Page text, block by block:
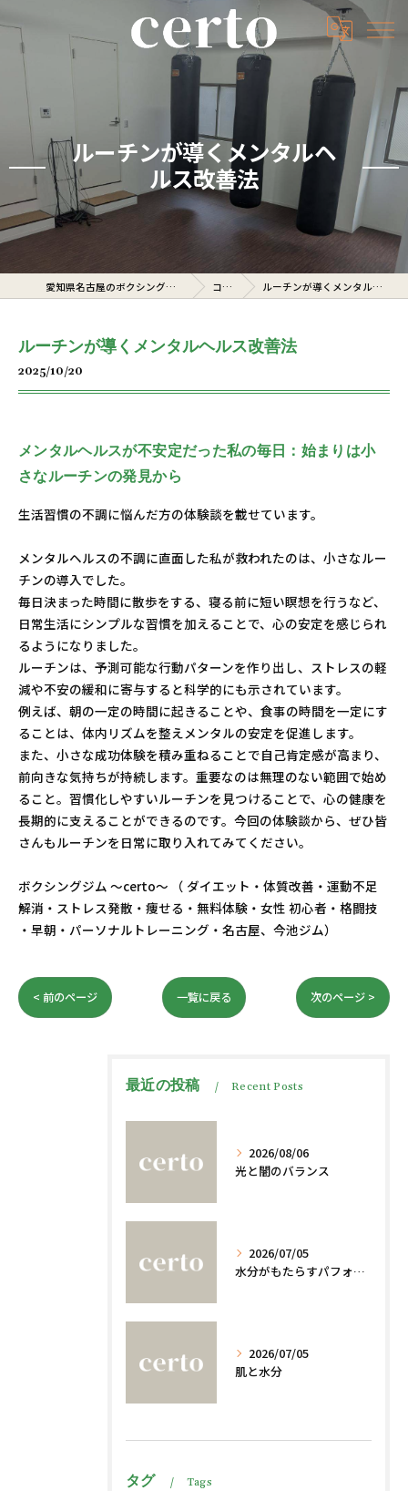
ルーチンが導くメンタルヘ
ルス改善法
愛知県名古屋のボクシングジムならcerto コラム ルーチンが導くメンタルヘルス改善法
ルーチンが導くメンタルヘルス改善法
2025/10/20
メンタルヘルスが不安定だった私の毎日：始まりは小
さなルーチンの発見から
生活習慣の不調に悩んだ方の体験談を載せています。
メンタルヘルスの不調に直面した私が救われたのは、小さなルー
チンの導入でした。
毎日決まった時間に散歩をする、寝る前に短い瞑想を行うなど、
日常生活にシンプルな習慣を加えることで、心の安定を感じられ
るようになりました。
ルーチンは、予測可能な行動パターンを作り出し、ストレスの軽
減や不安の緩和に寄与すると科学的にも示されています。
例えば、朝の一定の時間に起きることや、食事の時間を一定にす
ることは、体内リズムを整えメンタルの安定を促進します。
また、小さな成功体験を積み重ねることで自己肯定感が高まり、
前向きな気持ちが持続します。重要なのは無理のない範囲で始め
ること。習慣化しやすいルーチンを見つけることで、心の健康を
長期的に支えることができるのです。今回の体験談から、ぜひ皆
さんもルーチンを日常に取り入れてみてください。
ボクシングジム ～certo～ （ ダイエット・体質改善・運動不足
解消・ストレス発散・痩せる・無料体験・女性 初心者・格闘技
・早朝・パーソナルトレーニング・名古屋、今池ジム）
< 前のページ 一覧に戻る 次のページ >
最近の投稿 Recent Posts
2026/08/06
光と闇のバランス
2026/07/05
水分がもたらすパフォーマンスへの影響
2026/07/05
肌と水分
タグ Tags